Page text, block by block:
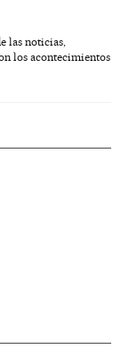
las noticias,
los acontecimientos